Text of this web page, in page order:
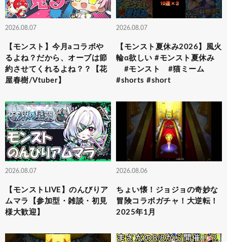
2026.08.07
【モンスト】今月aコラボや
るよね？だから、オーブは節
約させてくれるよね？？【花
屋春樹/Vtuber】
2026.08.07
【モンスト夏休み2026】風火
輪α欲しい #モンスト夏休み
#モンスト #猫ミーム
#shorts #short
2026.08.07
【モンストLIVE】のんびりア
ムマラ【参加型・雑談・初見
様大歓迎】
2026.08.06
ちょい懐！ジョジョの奇妙な
冒険コラボガチャ！大逆転！
2025年1月